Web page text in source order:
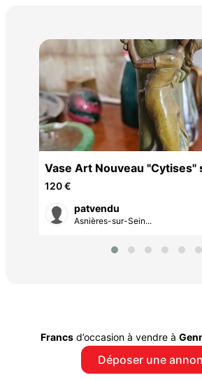
Vase Art Nouveau "Cytises"
Raudery - Étain patiné
120 €
patvendu
Asnières-sur-Sein...
Francsd’occasion à vendre à
Déposer une